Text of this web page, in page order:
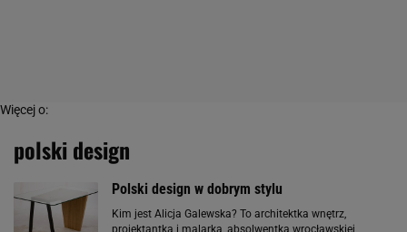
Więcej o:
polski design
Polski design w dobrym stylu
Kim jest Alicja Galewska? To architektka wnętrz,
projektantka i malarka, absolwentka wrocławskiej